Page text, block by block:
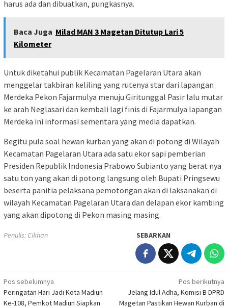
harus ada dan dibuatkan, pungkasnya.
Baca Juga Milad MAN 3 Magetan Ditutup Lari 5
Kilometer
Untuk diketahui publik Kecamatan Pagelaran Utara akan
menggelar takbiran keliling yang rutenya star dari lapangan
Merdeka Pekon Fajarmulya menuju Giritunggal Pasir lalu mutar
ke arah Neglasari dan kembali lagi finis di Fajarmulya lapangan
Merdeka ini informasi sementara yang media dapatkan.
Begitu pula soal hewan kurban yang akan di potong di Wilayah
Kecamatan Pagelaran Utara ada satu ekor sapi pemberian
Presiden Republik Indonesia Prabowo Subianto yang berat nya
satu ton yang akan di potong langsung oleh Bupati Pringsewu
beserta panitia pelaksana pemotongan akan di laksanakan di
wilayah Kecamatan Pagelaran Utara dan delapan ekor kambing
yang akan dipotong di Pekon masing masing.
Penulis: Cikhan SEBARKAN
Navigasi
pos
Pos sebelumnya
Peringatan Hari Jadi Kota Madiun
Ke-108, Pemkot Madiun Siapkan
Pos berikutnya
Jelang Idul Adha, Komisi B DPRD
Magetan Pastikan Hewan Kurban di